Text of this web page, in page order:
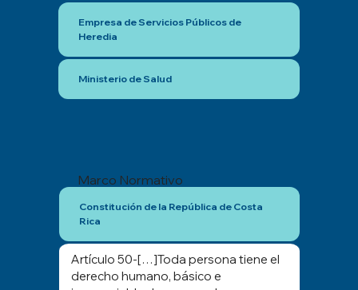
Marco Normativo
Constitución de la República de Costa
Rica
Artículo 50-[…]Toda persona tiene el
derecho humano, básico e
Empresa de Servicios Públicos de
Heredia
Ministerio de Salud